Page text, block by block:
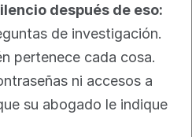
después de eso:
de investigación.
pertenece cada cosa.
ni accesos a
su abogado le indique